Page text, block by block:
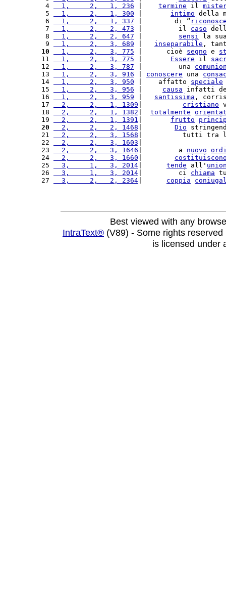
4
  1,     2,   1, 236
termine il
5
  1,     2,   1, 300
intimo della
6
  1,     2,   1, 337
|        di “
7
  1,     2,   2, 473
|         il caso
8
  1,     2,   2, 647
sensi la
9
  1,     2,   3, 689
inseparabile ,
10
  1,     2,   3, 775
|      cioè segno e
11
  1,     2,   3, 775
Essere il
12
  1,     2,   3, 787
|         una
13
  1,     2,   3, 916
conoscere una
14
  1,     2,   3, 950
|    affatto speciale
15
  1,     2,   3, 956
causa infatti
16
  1,     2,   3, 959
santissima ,
17
  2,     2,   1, 1309
cristiano
18
  2,     2,   1, 1382
totalmente
19
  2,     2,   1, 1391
frutto
20
  2,     2,   2, 1468
Dio
21
  2,     2,   3, 1568
|          tutti tra
22
  2,     2,   3, 1603
23
  2,     2,   3, 1646
|         a nuovo
24
  2,     2,   3, 1660
25
  3,     1,   3, 2014
tende all'
26
  3,     1,   3, 2014
|         ci chiama
27
  3,     2,   2, 2364
coppia
Best viewed with any
IntraText® (V89) - Some rights
is licensed under